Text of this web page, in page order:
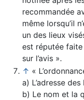
recommandée
même lorsqu’il
un des lieux
est réputée
sur l’avis ».
↑ «
a) L’adresse
b) Le nom et la